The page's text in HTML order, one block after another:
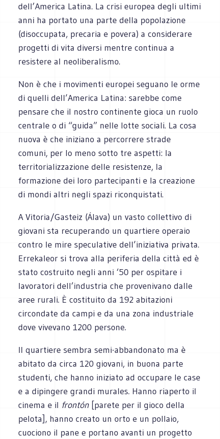
dell’America Latina. La crisi europea degli ultimi
anni ha portato una parte della popolazione
(disoccupata, precaria e povera) a considerare
progetti di vita diversi mentre continua a
resistere al neoliberalismo.
Non è che i movimenti europei seguano le orme
di quelli dell’America Latina: sarebbe come
pensare che il nostro continente gioca un ruolo
centrale o di “guida” nelle lotte sociali. La cosa
nuova è che iniziano a percorrere strade
comuni, per lo meno sotto tre aspetti: la
territorializzazione delle resistenze, la
formazione dei loro partecipanti e la creazione
di mondi altri negli spazi riconquistati.
A Vitoria/Gasteiz (Álava) un vasto collettivo di
giovani sta recuperando un quartiere operaio
contro le mire speculative dell’iniziativa privata.
Errekaleor si trova alla periferia della città ed è
stato costruito negli anni ‘50 per ospitare i
lavoratori dell’industria che provenivano dalle
aree rurali. È costituito da 192 abitazioni
circondate da campi e da una zona industriale
dove vivevano 1200 persone.
Il quartiere sembra semi-abbandonato ma è
abitato da circa 120 giovani, in buona parte
studenti, che hanno iniziato ad occupare le case
e a dipingere grandi murales. Hanno riaperto il
cinema e il frontón [parete per il gioco della
pelota], hanno creato un orto e un pollaio,
cuociono il pane e portano avanti un progetto